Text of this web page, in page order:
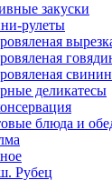
закуски
рулеты
деликатесы
блюда и
Рубец